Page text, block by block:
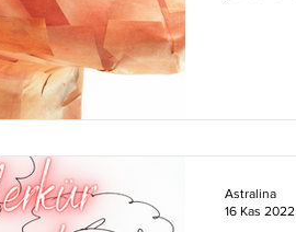
Astralina
16 Kas 2022